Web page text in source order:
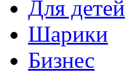
Для детей
Шарики
Бизнес